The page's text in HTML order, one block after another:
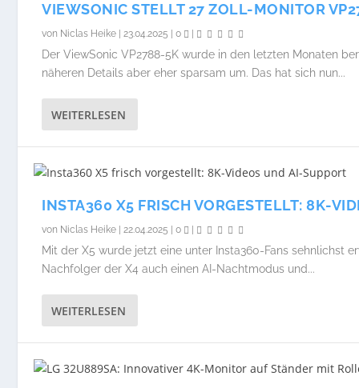
VIEWSONIC STELLT 27 ZOLL-MONITOR
von Niclas Heike |23.04.2025 |0
Der ViewSonic VP2788-5K wurde in den letzten Monaten
näheren Details aber eher sparsam um. Das hat sich nun...
WEITERLESEN
INSTA360 X5 FRISCH VORGESTELLT: 8K-
von Niclas Heike |22.04.2025 |0
Mit der X5 wurde jetzt eine unter Insta360-Fans sehnlichst
Nachfolger der X4 auch einen AI-Nachtmodus und...
WEITERLESEN